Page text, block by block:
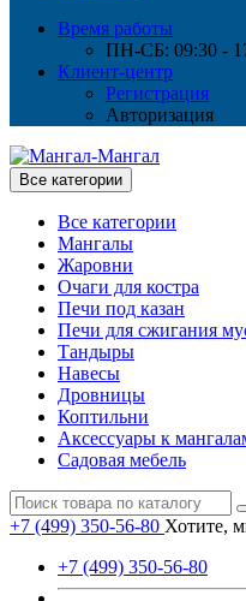
Время работы
ПН-СБ: 09:30 -
Клиент-центр
Регистрация
Авторизация
Все категории
Все категории
Мангалы
Жаровни
Очаги для костра
Печи под казан
Печи для сжигания
Тандыры
Навесы
Дровницы
Коптильни
Аксессуары к
Садовая мебель
+7 (499) 350-56-80 Хотите,
+7 (499) 350-56-80